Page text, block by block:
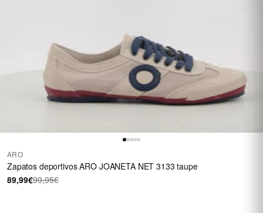
ARO
Zapatos deportivos ARO JOANETA NET 3133 taupe
89,99€99,95€